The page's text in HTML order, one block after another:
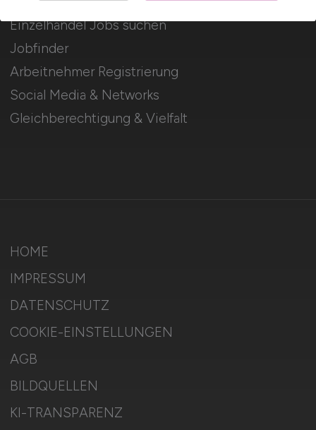
Einzelhandel Jobs suchen
Jobfinder
Arbeitnehmer Registrierung
Social Media & Networks
Gleichberechtigung & Vielfalt
HOME
IMPRESSUM
DATENSCHUTZ
COOKIE-EINSTELLUNGEN
AGB
BILDQUELLEN
KI-TRANSPARENZ